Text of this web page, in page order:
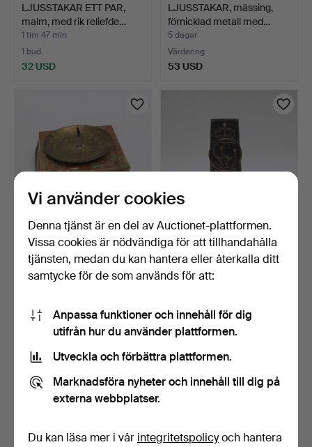
LJUSSTAKAR ETT PAR,
malm, med rik reliefde…
1 tim 47 min
1 bud
32 USD
LJUSSTAKAR, mässing,
förnicklad metall med…
5 dagar
Värdering
53 USD
LJUSSTAKE,
"Traditionsljusstaken"
mässing,…
LJUSSTAKE, gjutjärn med
svartmålad och bro…
6 dagar
Vi använder cookies
Denna tjänst är en del av Auctionet-plattformen.
Vissa cookies är nödvändiga för att tillhandahålla
tjänsten, medan du kan hantera eller återkalla ditt
samtycke för de som används för att:
Anpassa funktioner och innehåll för dig
utifrån hur du använder plattformen.
Utveckla och förbättra plattformen.
Marknadsföra nyheter och innehåll till dig på
externa webbplatser.
Du kan läsa mer i vår integritetspolicyoch hantera